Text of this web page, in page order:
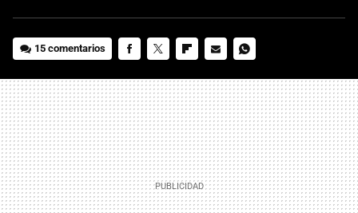
15 comentarios
MAIL